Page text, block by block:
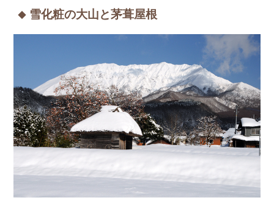
雪化粧の大山と茅葺屋根